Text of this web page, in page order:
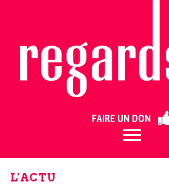
FAIRE UN DON
L'ACTU